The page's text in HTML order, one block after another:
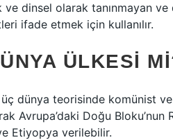
dinsel olarak tanınmayan
ifade etmek için kullanılır.
ÜLKESI
dünya teorisinde komünist
Avrupa’daki Doğu Bloku’nun
Etiyopya verilebilir.